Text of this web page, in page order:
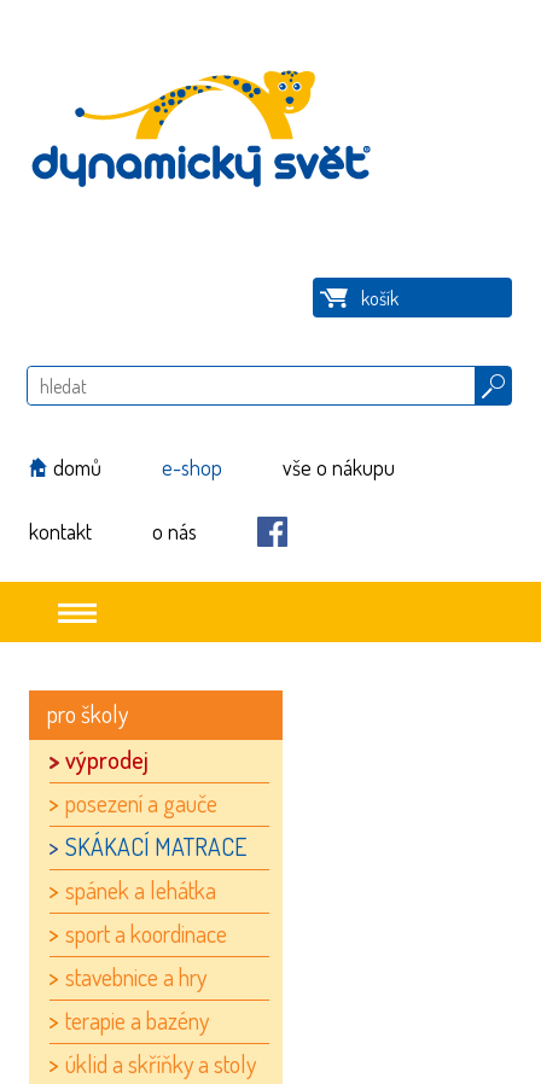
košík
domů e-shop vše o nákupu
kontakt
o nás
pro školy
výprodej
posezení a gauče
SKÁKACÍ MATRACE
spánek a lehátka
sport a koordinace
stavebnice a hry
terapie a bazény
úklid a skříňky a stoly